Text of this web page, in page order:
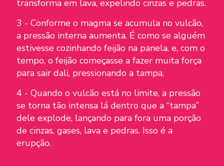
transforma em lava, expelindo cinzas e pedras.
3 - Conforme o magma se acumula no vulcão,
a pressão interna aumenta. É como se alguém
estivesse cozinhando feijão na panela, e, com o
tempo, o feijão começasse a fazer muita força
para sair dali, pressionando a tampa.
4 - Quando o vulcão está no limite, a pressão
se torna tão intensa lá dentro que a “tampa”
dele explode, lançando para fora uma porção
de cinzas, gases, lava e pedras. Isso é a
erupção.